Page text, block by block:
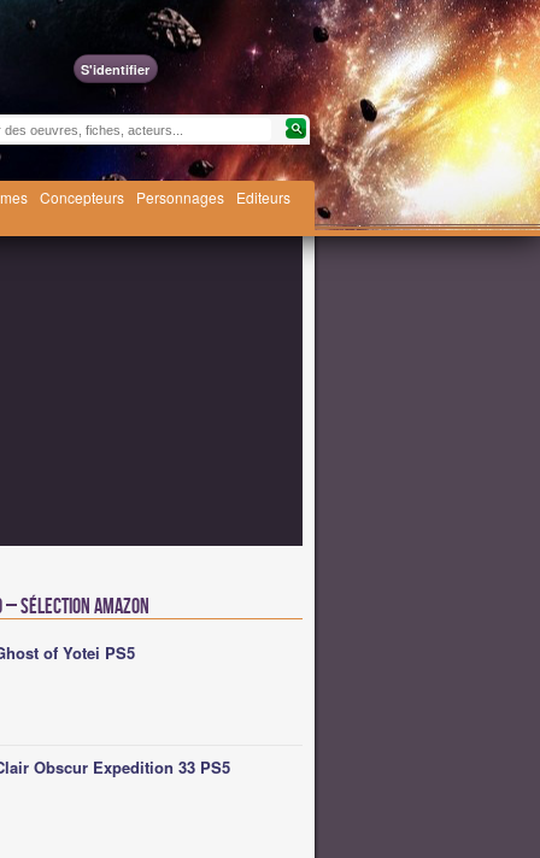
S'identifier
Concepteurs Personnages
Editeurs
– Sélection Amazon
of Yotei PS5
Obscur Expedition 33 PS5